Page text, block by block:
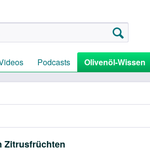
Podcasts Olivenöl-Wissen
Zitrusfrüchten